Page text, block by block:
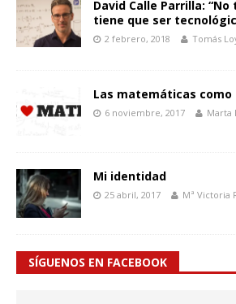
David Calle Parrilla:
tiene que ser
2 febrero, 2018 Tomás
Las matemáticas como
6 noviembre, 2017 Marta
Mi identidad
25 abril, 2017 Mª Victoria
SÍGUENOS EN FACEBOOK